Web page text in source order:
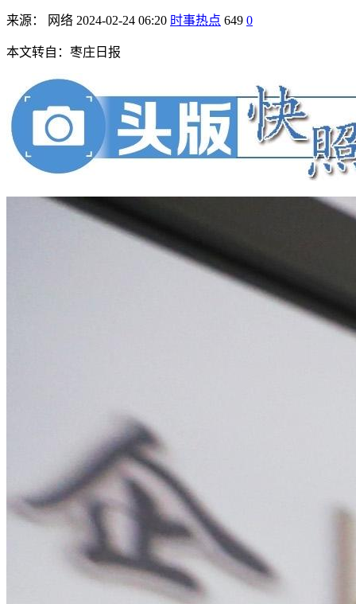
来源： 网络 2024-02-24 06:20 时事热点 649 0
本文转自：枣庄日报